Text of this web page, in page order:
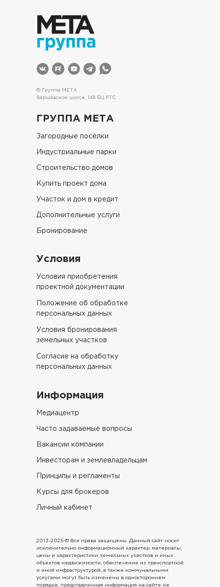
© Группа МЕТА
Варшавское шоссе, 148 БЦ РТС
2013-2025 © Все права защищены. Данный сайт носит
исключительно информационный характер, материалы,
цены и характеристики земельных участков и иных
объектов недвижимости, обеспечение их транспортной
и иной инфраструктурой, а также коммунальными
услугами могут быть изменены в одностороннем
порядке, представленная информация на сайте не
ГРУППА МЕТА
Загородные посёлки
Индустриальные парки
Строительство домов
Купить проект дома
Участок и дом в кредит
Дополнительные услуги
Бронирование
Условия
Информация
Условия приобретения
проектной документации
Медиацентр
Положение об обработке
персональных данных
Часто задаваемые вопросы
Условия бронирования
земельных участков
Вакансии компании
Согласие на обработку
персональных данных
Инвесторам и землевладельцам
Принципы и регламенты
Личный кабинет
Курсы для брокеров